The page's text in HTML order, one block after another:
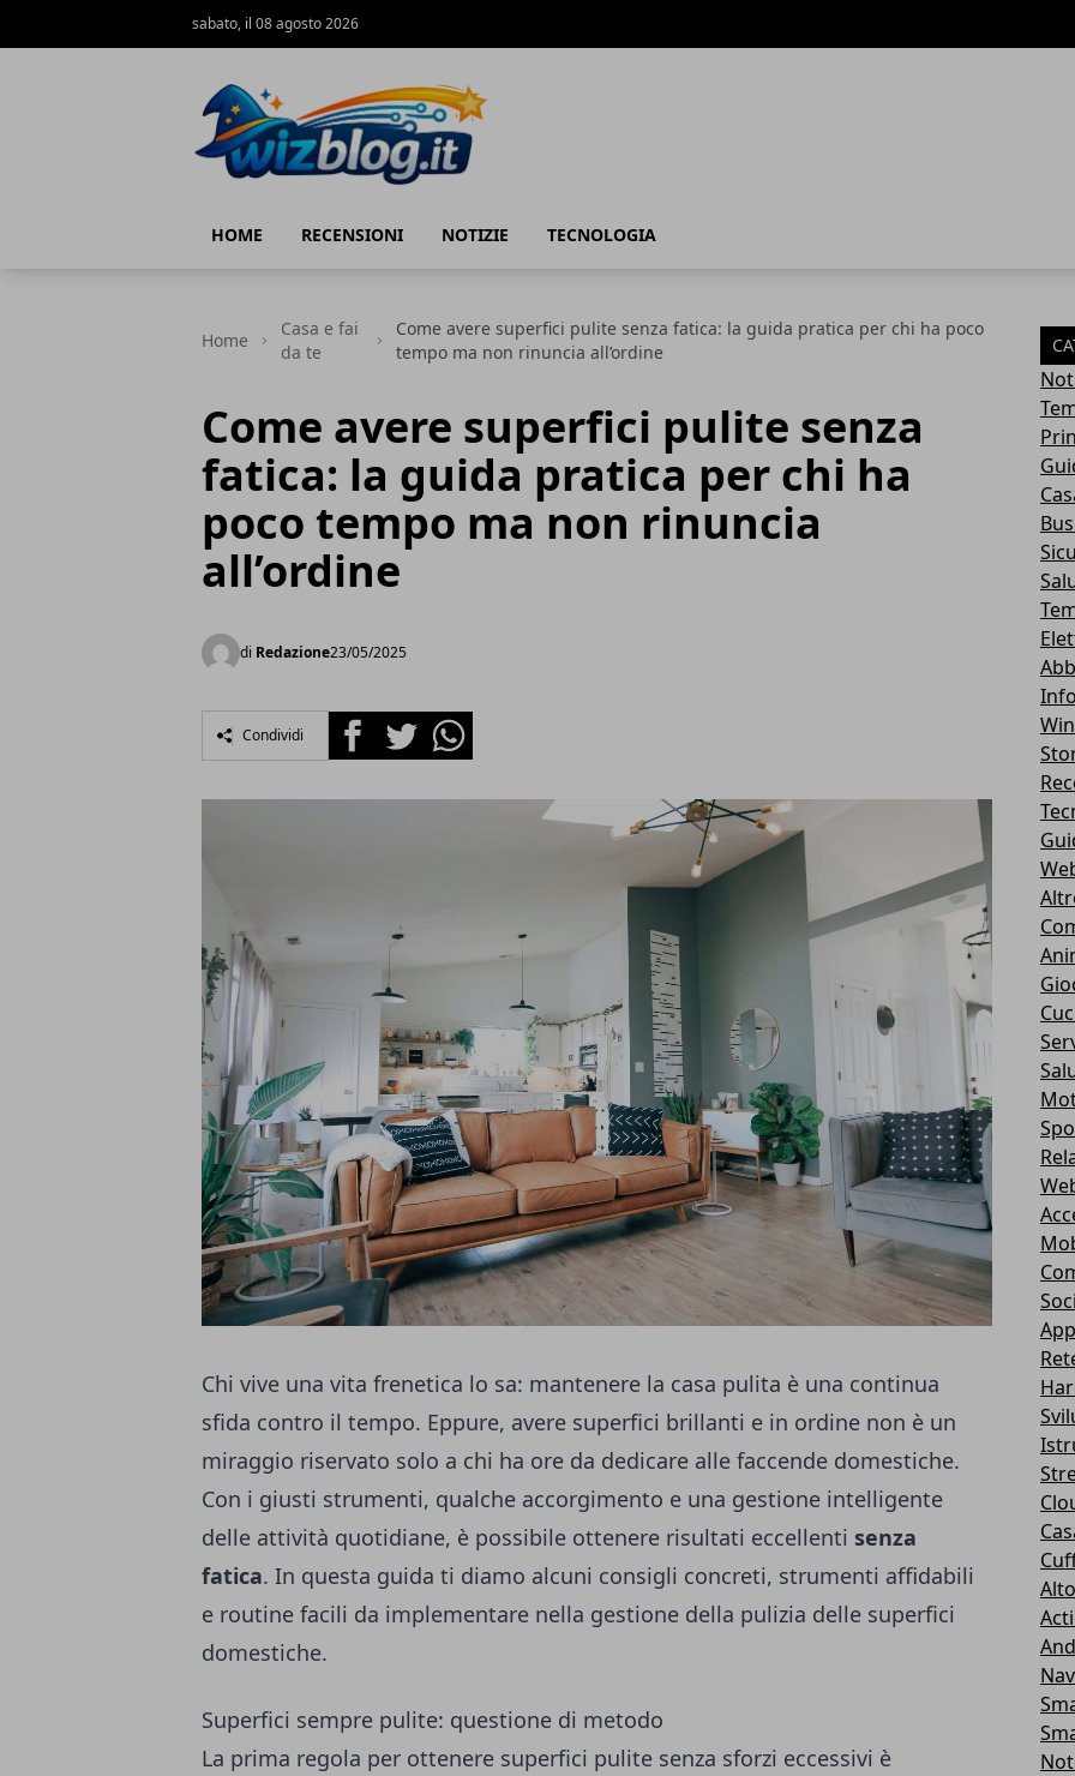
sabato, il 08 agosto 2026
HOME RECENSIONI NOTIZIE TECNOLOGIA
Home
Casa e fai
da te
Come avere superfici pulite senza fatica: la guida pratica per chi ha poco
tempo ma non rinuncia all’ordine
Come avere superfici pulite senza
fatica: la guida pratica per chi ha
poco tempo ma non rinuncia
all’ordine
di Redazione23/05/2025
Condividi FacebookTwitterWhatsapp
Chi vive una vita frenetica lo sa: mantenere la casa pulita è una continua
sfida contro il tempo. Eppure, avere superfici brillanti e in ordine non è un
miraggio riservato solo a chi ha ore da dedicare alle faccende domestiche.
Con i giusti strumenti, qualche accorgimento e una gestione intelligente
delle attività quotidiane, è possibile ottenere risultati eccellenti senza
fatica. In questa guida ti diamo alcuni consigli concreti, strumenti affidabili
e routine facili da implementare nella gestione della pulizia delle superfici
domestiche.
Superfici sempre pulite: questione di metodo
La prima regola per ottenere superfici pulite senza sforzi eccessivi è